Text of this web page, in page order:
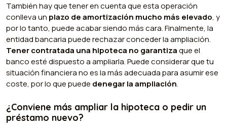
También hay que tener en cuenta que esta operación
conlleva un plazo de amortización mucho más elevado, y
por lo tanto, puede acabar siendo más cara. Finalmente, la
entidad bancaria puede rechazar conceder la ampliación.
Tener contratada una hipoteca no garantizaque el
banco esté dispuesto a ampliarla. Puede considerar que tu
situación financiera no es la más adecuada para asumir ese
coste, por lo que puede denegar la ampliación.
¿Conviene más ampliar la hipoteca o pedir un
préstamo nuevo?